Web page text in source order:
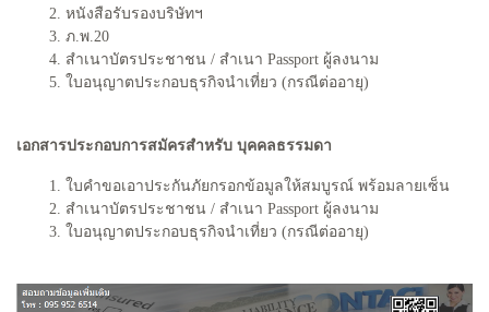
2. หนังสือรับรองบริษัทฯ
3. ภ.พ.20
4. สำเนาบัตรประชาชน / สำเนา Passport ผู้ลงนาม
5. ใบอนุญาตประกอบธุรกิจนำเที่ยว (กรณีต่ออายุ)
เอกสารประกอบการสมัครสำหรับ บุคคลธรรมดา
1. ใบคำขอเอาประกันภัยกรอกข้อมูลให้สมบูรณ์ พร้อมลายเซ็น
2. สำเนาบัตรประชาชน / สำเนา Passport ผู้ลงนาม
3. ใบอนุญาตประกอบธุรกิจนำเที่ยว (กรณีต่ออายุ)